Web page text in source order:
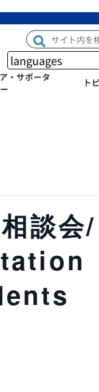
・サポータ
ー
ト
談会/